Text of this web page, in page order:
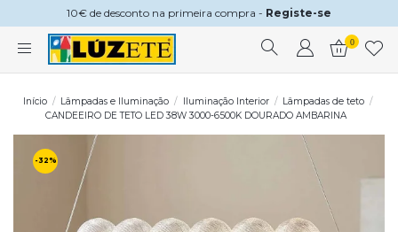
10€ de desconto na primeira compra - Registe-se
0
Início Lâmpadas e Iluminação Iluminação Interior
Lâmpadas de teto
CANDEEIRO DE TETO LED 38W 3000-6500K DOURADO AMBARINA
-32%